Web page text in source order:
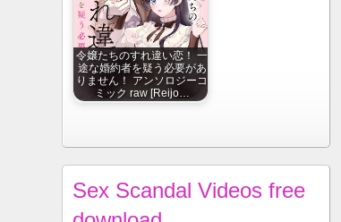
令嬢たちのすれ違い恋！ 一
途な婚約者を疑う必要があ
りません！ アンソロジーコ
ミック raw [Reijo…
Sex Scandal Videos free